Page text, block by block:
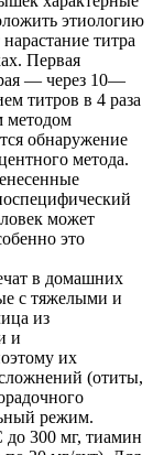
этиологию
титра
Первая
— через 10—
титров в 4 раза
методом
обнаружение
метода.
может
это
в домашних
с тяжелыми и
из
и
их
(отиты,
режим.
300 мг, тиамин